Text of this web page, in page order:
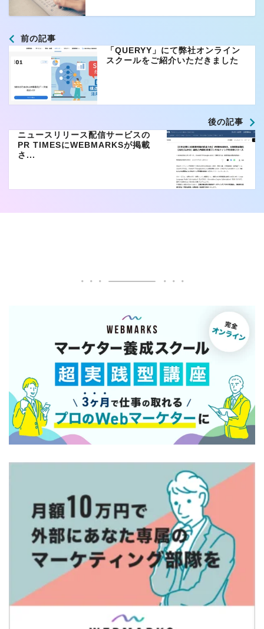
前の記事
「QUERYY」にて弊社オンライン
スクールをご紹介いただきました
後の記事
ニュースリリース配信サービスの
PR TIMESにWEBMARKSが掲載
さ...